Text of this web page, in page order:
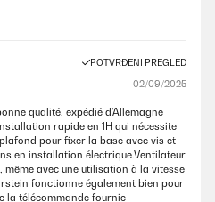
POTVRĐENI PREGLED
02/09/2025
qualité, expédié d'Allemagne
rapide en 1H qui nécessite
pour fixer la base avec vis et
en installation électrique.Ventilateur
même avec une utilisation à la vitesse
fonctionne également bien pour
la télécommande fournie